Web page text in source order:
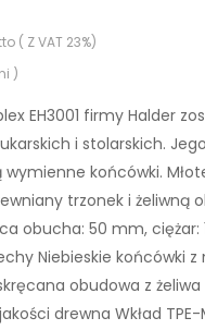
( Z VAT 23%)
)
EH3001 firmy Halder
i stolarskich. Jego
końcówki.
trzonek i żeliwną
obucha: 50 mm, ciężar:
Niebieskie końcówki
obudowa z żeliwa
drewna Wkład TPE-